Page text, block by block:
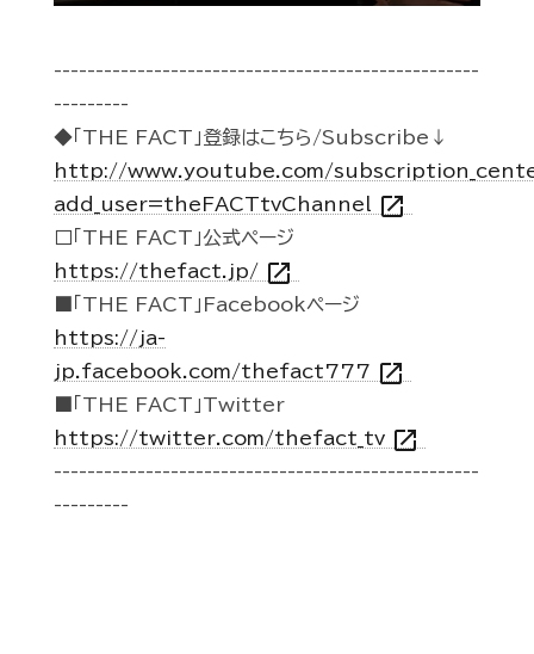
---------------------------------------------------
---------
◆「THE FACT」登録はこちら/Subscribe↓
http://www.youtube.com/
add_user=theFACTtvChannel open_in_new
□「THE FACT」公式ページ
https://thefact.jp/ open_in_new
■「THE FACT」Facebookページ
https://ja-
jp.facebook.com/thefact777 open_in_new
■「THE FACT」Twitter
https://twitter.com/thefact_tv open_in_new
---------------------------------------------------
---------